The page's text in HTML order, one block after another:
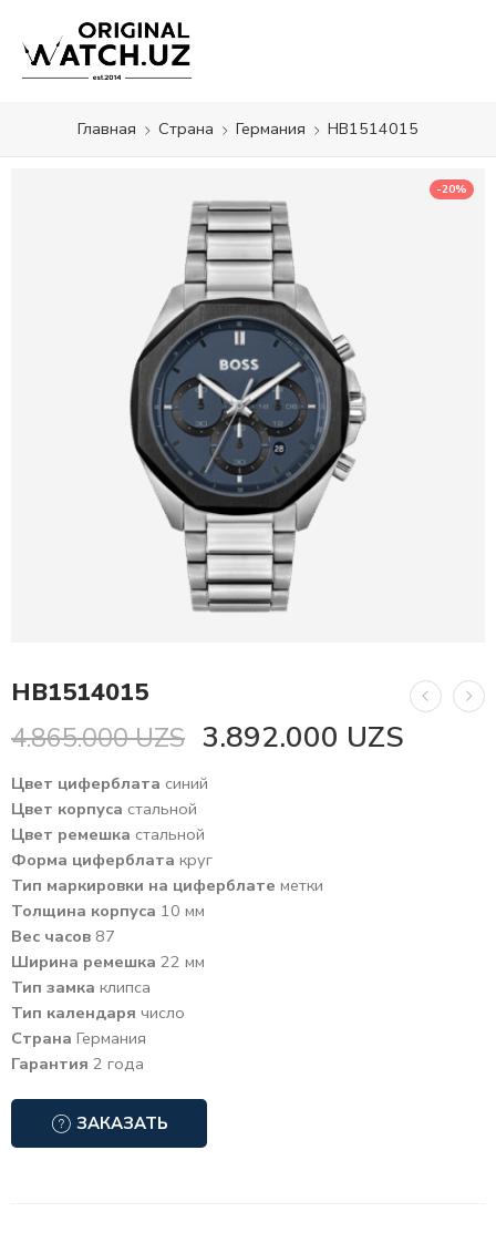
Главная Страна Германия HB1514015
-20%
HB1514015
4.865.000UZS 3.892.000 UZS
Цвет циферблата синий
Цвет корпуса стальной
Цвет ремешка стальной
Форма циферблата круг
Тип маркировки на циферблате метки
Толщина корпуса 10 мм
Вес часов 87
Ширина ремешка 22 мм
Тип замка клипса
Тип календаря число
Страна Германия
Гарантия 2 года
ЗАКАЗАТЬ